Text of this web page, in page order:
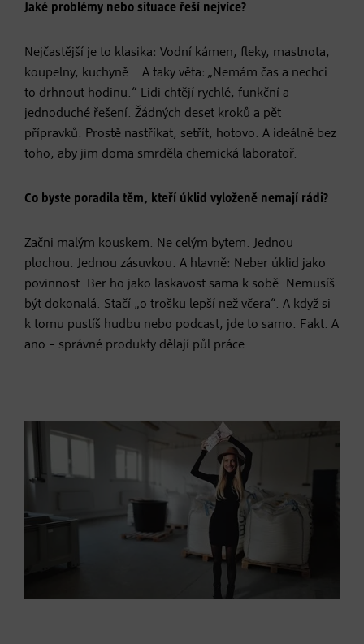
Jaké problémy nebo situace řeší nejvíce?
Nejčastější je to klasika: Vodní kámen, fleky, mastnota,
koupelny, kuchyně… A taky věta: „Nemám čas a nechci
to drhnout hodinu.“ Lidi chtějí rychlé, funkční a
jednoduché řešení. Žádných deset kroků a pět
přípravků. Prostě nastříkat, setřít, hotovo. A ideálně bez
toho, aby jim doma smrděla chemická laboratoř.
Co byste poradila těm, kteří úklid vyloženě nemají rádi?
Začni malým kouskem. Ne celým bytem. Jednou
plochou. Jednou zásuvkou. A hlavně: Neber úklid jako
povinnost. Ber ho jako laskavost sama k sobě. Nemusíš
být dokonalá. Stačí „o trošku lepší než včera“. A když si
k tomu pustíš hudbu nebo podcast, jde to samo. Fakt. A
ano – správné produkty dělají půl práce.